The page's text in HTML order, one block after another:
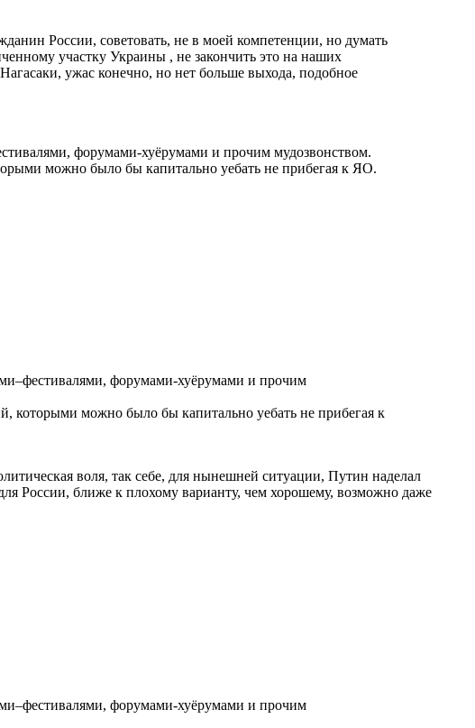
России, советовать, не в моей компетенции, но думать
участку Украины , не закончить это на наших
ужас конечно, но нет больше выхода, подобное
форумами-хуёрумами и прочим мудозвонством.
можно было бы капитально уебать не прибегая к ЯО.
форумами-хуёрумами и прочим
которыми можно было бы капитально уебать не прибегая к
воля, так себе, для нынешней ситуации, Путин наделал
России, ближе к плохому варианту, чем хорошему, возможно даже
форумами-хуёрумами и прочим